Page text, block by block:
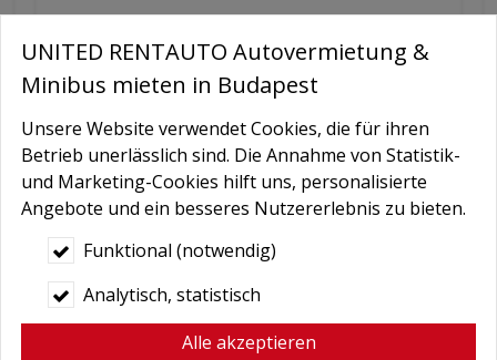
Nachricht
Bedingungen
*
Hiermit autorisiere ich die Behandlung
meiner persönlichen Daten.
UNITED RENTAUTO Autovermietung &
Minibus mieten in Budapest
Unsere Website verwendet Cookies, die für ihren
Betrieb unerlässlich sind. Die Annahme von Statistik-
und Marketing-Cookies hilft uns, personalisierte
Angebote und ein besseres Nutzererlebnis zu bieten.
Funktional (notwendig)
Analytisch, statistisch
Alle akzeptieren